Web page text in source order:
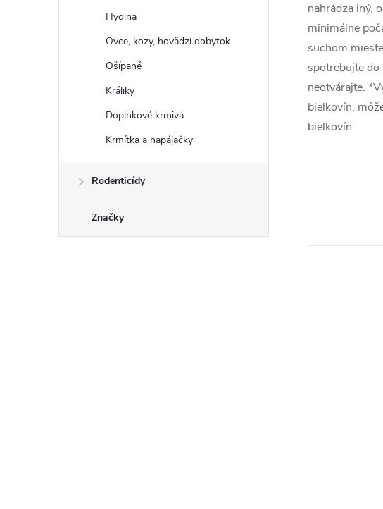
Hydina
Ovce, kozy, hovädzí dobytok
Ošípané
Králiky
Doplnkové krmivá
Krmítka a napájačky
Rodenticídy
Značky
nahrádza iný,
minimálne
suchom
spotrebujte do
neotvárajte.
bielkovín,
bielkovín.